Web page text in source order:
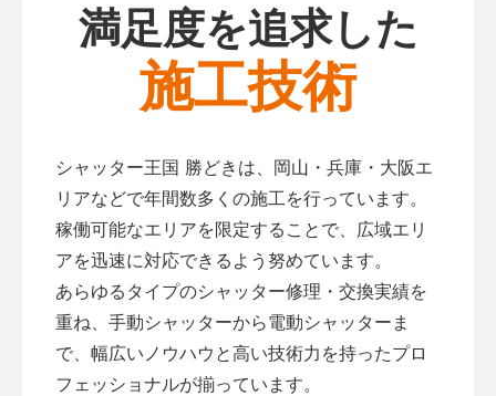
満足度を追求した
施工技術
シャッター王国 勝どきは、岡山・兵庫・大阪エ
リアなどで年間数多くの施工を行っています。
稼働可能なエリアを限定することで、広域エリ
アを迅速に対応できるよう努めています。
あらゆるタイプのシャッター修理・交換実績を
重ね、手動シャッターから電動シャッターま
で、幅広いノウハウと高い技術力を持ったプロ
フェッショナルが揃っています。